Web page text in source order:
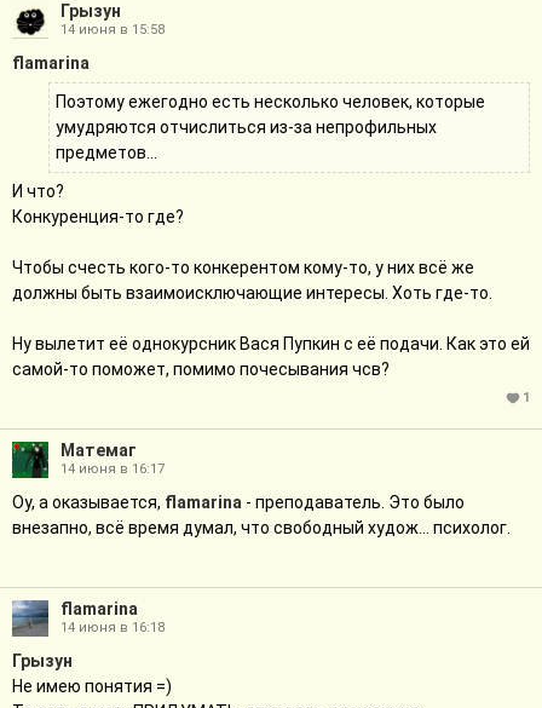
Грызун
14 июня в 15:58
flamarina
Поэтому ежегодно есть несколько человек, которые
умудряются отчислиться из-за непрофильных
предметов...
И что?
Конкуренция-то где?
Чтобы счесть кого-то конкерентом кому-то, у них всё же
должны быть взаимоисключающие интересы. Хоть где-то.
Ну вылетит её однокурсник Вася Пупкин с её подачи. Как это ей
самой-то поможет, помимо почесывания чсв?
1
Матемаг
14 июня в 16:17
Оу, а оказывается, flamarina - преподаватель. Это было
внезапно, всё время думал, что свободный худож... психолог.
flamarina
14 июня в 16:18
Грызун
Не имею понятия =)